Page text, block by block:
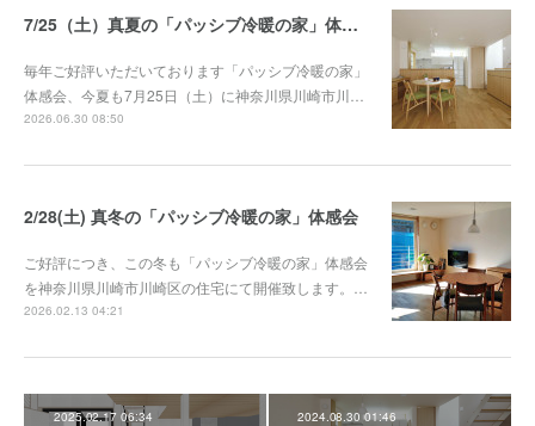
7/25（土）真夏の「パッシブ冷暖の家」体感会
毎年ご好評いただいております「パッシブ冷暖の家」
体感会、今夏も7月25日（土）に神奈川県川崎市川…
2026.06.30 08:50
2/28(土) 真冬の「パッシブ冷暖の家」体感会
ご好評につき、この冬も「パッシブ冷暖の家」体感会
を神奈川県川崎市川崎区の住宅にて開催致します。…
2026.02.13 04:21
2025.02.17 06:34 2024.08.30 01:46